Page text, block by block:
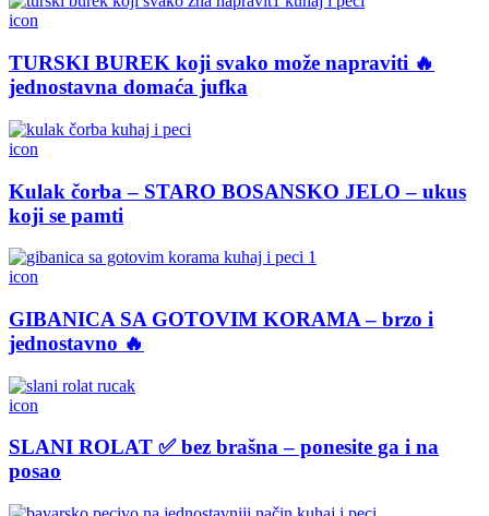
icon
TURSKI BUREK koji svako može napraviti 🔥
jednostavna domaća jufka
icon
Kulak čorba – STARO BOSANSKO JELO – ukus
koji se pamti
icon
GIBANICA SA GOTOVIM KORAMA – brzo i
jednostavno 🔥
icon
SLANI ROLAT ✅ bez brašna – ponesite ga i na
posao